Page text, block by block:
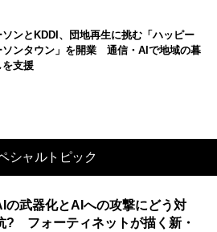
ソンとKDDI、団地再生に挑む「ハッピー
ソンタウン」を開業 通信・AIで地域の暮
を支援
シャルトピック
の武器化とAIへの攻撃にどう対
? フォーティネットが描く新・